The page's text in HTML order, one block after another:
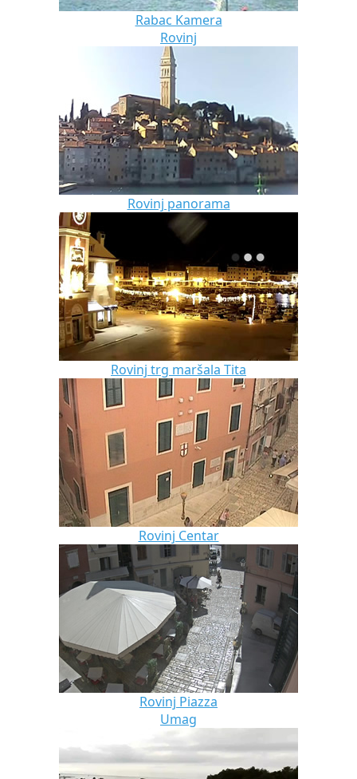
Rabac Kamera
Rovinj
Rovinj panorama
Rovinj trg maršala Tita
Rovinj Centar
Rovinj Piazza
Umag